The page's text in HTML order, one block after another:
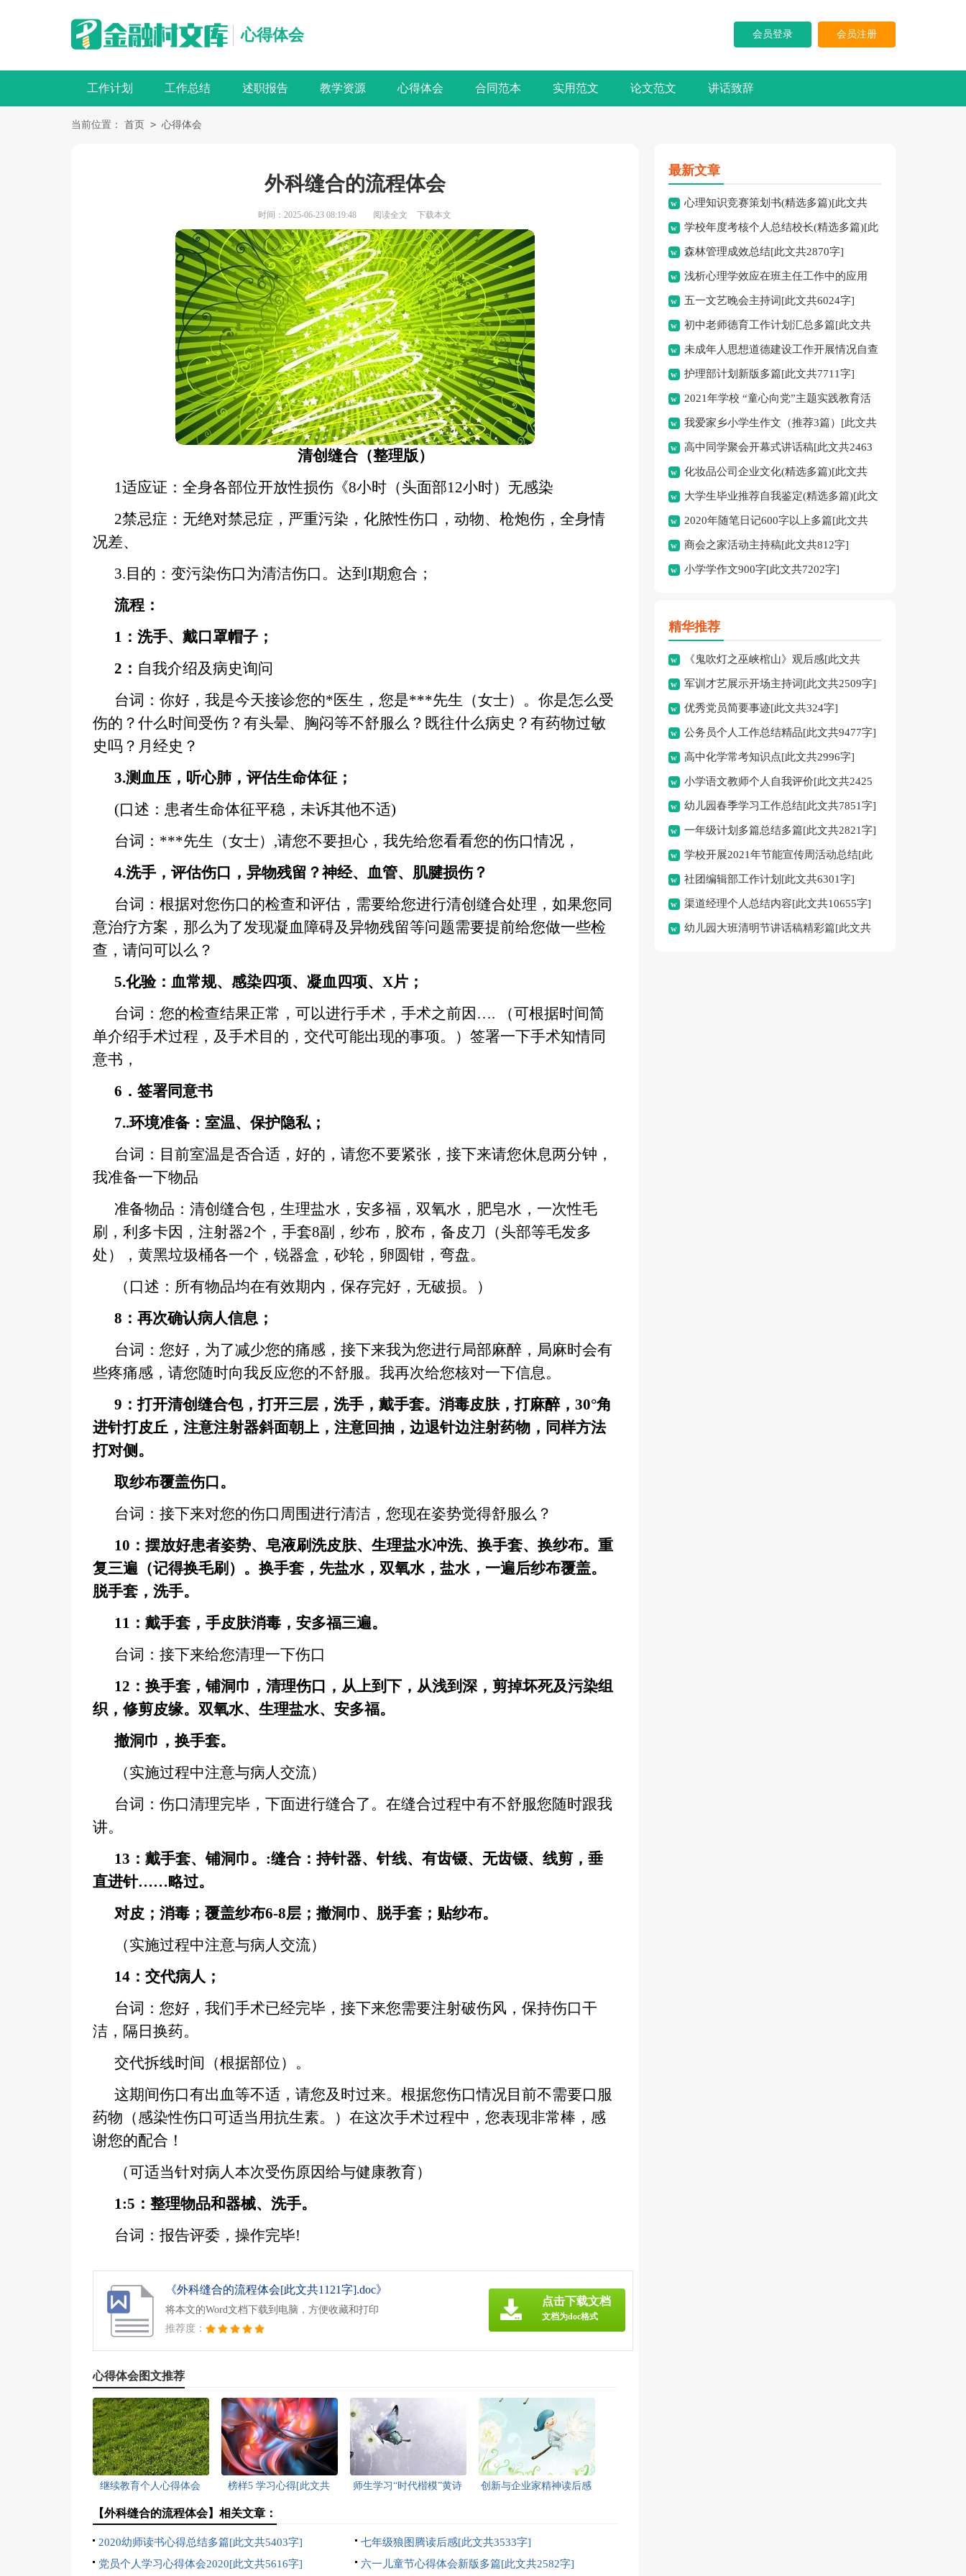
心得体会 会员登录 会员注册
工作计划 工作总结 述职报告 教学资源 心得体会 合同范本 实用范文 论文范文 讲话致辞
当前位置： 首页 > 心得体会
外科缝合的流程体会
时间：2025-06-23 08:19:48 阅读全文 下载本文
清创缝合（整理版）
1适应证：全身各部位开放性损伤《8小时（头面部12小时）无感染
2禁忌症：无绝对禁忌症，严重污染，化脓性伤口，动物、枪炮伤，全身情
况差、
3.目的：变污染伤口为清洁伤口。达到I期愈合；
流程：
1 ：洗手、戴口罩帽子；
2 ： 自我介绍及病史询问
台词：你好，我是今天接诊您的*医生，您是***先生（女士）。你是怎么受
伤的？什么时间受伤？有头晕、胸闷等不舒服么？既往什么病史？有药物过敏
史吗？月经史？
3.测血压，听心肺，评估生命体征；
(口述：患者生命体征平稳，未诉其他不适)
台词：***先生（女士）,请您不要担心，我先给您看看您的伤口情况，
4.洗手，评估伤口，异物残留？神经、血管、肌腱损伤？
台词：根据对您伤口的检查和评估，需要给您进行清创缝合处理，如果您同
意治疗方案，那么为了发现凝血障碍及异物残留等问题需要提前给您做一些检
查，请问可以么？
5.化验：血常规、感染四项、凝血四项、 X片；
台词：您的检查结果正常，可以进行手术，手术之前因…. （可根据时间简
单介绍手术过程，及手术目的，交代可能出现的事项。）签署一下手术知情同
意书，
6 ．签署同意书
7..环境准备：室温、保护隐私；
台词：目前室温是否合适，好的，请您不要紧张，接下来请您休息两分钟，
我准备一下物品
准备物品：清创缝合包，生理盐水，安多福，双氧水，肥皂水，一次性毛
刷，利多卡因，注射器2个，手套8副，纱布，胶布，备皮刀（头部等毛发多
处），黄黑垃圾桶各一个，锐器盒，砂轮，卵圆钳，弯盘。
（口述：所有物品均在有效期内，保存完好，无破损。）
8 ：再次确认病人信息；
台词：您好，为了减少您的痛感，接下来我为您进行局部麻醉，局麻时会有
些疼痛感，请您随时向我反应您的不舒服。我再次给您核对一下信息。
9 ：打开清创缝合包，打开三层，洗手， 戴手套。消毒皮肤，打麻醉， 30°角
进针打皮丘，注意注射器斜面朝上，注意回抽，边退针边注射药物，同样方法
打对侧。
取纱布覆盖伤口。
台词：接下来对您的伤口周围进行清洁，您现在姿势觉得舒服么？
10 ：摆放好患者姿势、皂液刷洗皮肤、生理盐水冲洗、换手套、换纱布。重
复三遍（记得换毛刷）。换手套，先盐水，双氧水，盐水，一遍后纱布覆盖。
脱手套，洗手。
11 ：戴手套，手皮肤消毒，安多福三遍。
台词：接下来给您清理一下伤口
12 ：换手套，铺洞巾，清理伤口，从上到下，从浅到深，剪掉坏死及污染组
织，修剪皮缘。双氧水、生理盐水、安多福。
撤洞巾，换手套。
（实施过程中注意与病人交流）
台词：伤口清理完毕，下面进行缝合了。在缝合过程中有不舒服您随时跟我
讲。
13 ：戴手套、铺洞巾。 :缝合：持针器、针线、有齿镊、无齿镊、线剪，垂
直进针……略过。
对皮；消毒；覆盖纱布6-8层；撤洞巾、脱手套；贴纱布。
（实施过程中注意与病人交流）
14：交代病人；
台词：您好，我们手术已经完毕，接下来您需要注射破伤风，保持伤口干
洁，隔日换药。
交代拆线时间（根据部位）。
这期间伤口有出血等不适，请您及时过来。根据您伤口情况目前不需要口服
药物（感染性伤口可适当用抗生素。）在这次手术过程中，您表现非常棒，感
谢您的配合！
（可适当针对病人本次受伤原因给与健康教育）
1:5 ：整理物品和器械、洗手。
台词：报告评委，操作完毕!
《外科缝合的流程体会[此文共1121字].doc》
将本文的Word文档下载到电脑，方便收藏和打印
推荐度：
点击下载文档
文档为doc格式
心得体会图文推荐
继续教育个人心得体会
2022范本[此文共5440字]
榜样5 学习心得[此文共
593字]
师生学习“时代楷模”黄诗
创新与企业家精神读后感
【外科缝合的流程体会】相关文章：
2020幼师读书心得总结多篇[此文共5403字]
七年级狼图腾读后感[此文共3533字]
党员个人学习心得体会2020[此文共5616字]
六一儿童节心得体会新版多篇[此文共2582字]
最新文章
心理知识竞赛策划书(精选多篇)[此文共
5937字]
学校年度考核个人总结校长(精选多篇)[此
文共7741字]
森林管理成效总结[此文共2870字]
浅析心理学效应在班主任工作中的应用
[此文共3828字]
五一文艺晚会主持词[此文共6024字]
初中老师德育工作计划汇总多篇[此文共
11627字]
未成年人思想道德建设工作开展情况自查
报告[此文共12435字]
护理部计划新版多篇[此文共7711字]
2021年学校 “童心向党”主题实践教育活
动方案[此文共1080字]
我爱家乡小学生作文（推荐3篇）[此文共
1167字]高中同学聚会开幕式讲话稿[此文共2463
字] 化妆品公司企业文化(精选多篇)[此文共
6398字]
大学生毕业推荐自我鉴定(精选多篇)[此文
共5048字]
2020年随笔日记600字以上多篇[此文共
2977字]
商会之家活动主持稿[此文共812字]
小学学作文900字[此文共7202字]
精华推荐
《鬼吹灯之巫峡棺山》观后感[此文共
1702字]
军训才艺展示开场主持词[此文共2509字]
优秀党员简要事迹[此文共324字]
公务员个人工作总结精品[此文共9477字]
高中化学常考知识点[此文共2996字]
小学语文教师个人自我评价[此文共2425
字] 幼儿园春季学习工作总结[此文共7851字]
一年级计划多篇总结多篇[此文共2821字]
学校开展2021年节能宣传周活动总结[此
文共1121字]
社团编辑部工作计划[此文共6301字]
渠道经理个人总结内容[此文共10655字]
幼儿园大班清明节讲话稿精彩篇[此文共